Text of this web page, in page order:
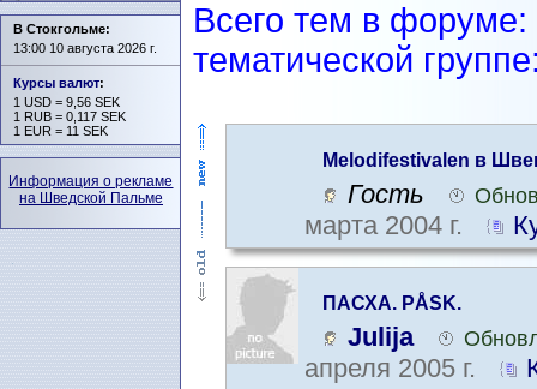
Всего тем в
тематической
Melodifestivalen в
Гость
марта 2004 г.
ПАСХА. PÅSK.
Julija
апреля 2005 г.
В Стокгольме:
13:00 10 августа 2026 г.
Курсы валют:
1 USD = 9,56 SEK
1 RUB = 0,117 SEK
1 EUR = 11 SEK
Информация о рекламе
на Шведской Пальме